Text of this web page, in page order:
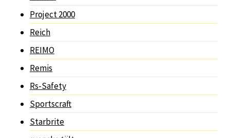
Project 2000
Reich
REIMO
Remis
Rs-Safety
Sportscraft
Starbrite